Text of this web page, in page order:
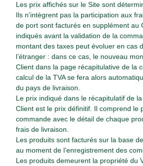
Les prix affichés sur le Site sont
Ils n’intègrent pas la participation aux
de port sont facturés en supplément au
indiqués avant la validation de la
montant des taxes peut évoluer en cas
l’étranger : dans ce cas, le nouveau
Client dans la page récapitulative de la
calcul de la TVA se fera alors
du pays de livraison.
Le prix indiqué dans le récapitulatif de
Client est le prix définitif. Il comprend le
commande avec le détail de chaque
frais de livraison.
Les produits sont facturés sur la base
au moment de l’enregistrement des
Les produits demeurent la propriété du